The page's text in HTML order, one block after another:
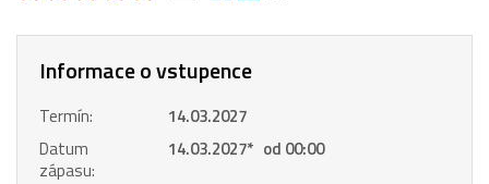
Informace o vstupence
Termín:
14.03.2027
Datum
zápasu:
14.03.2027* od 00:00